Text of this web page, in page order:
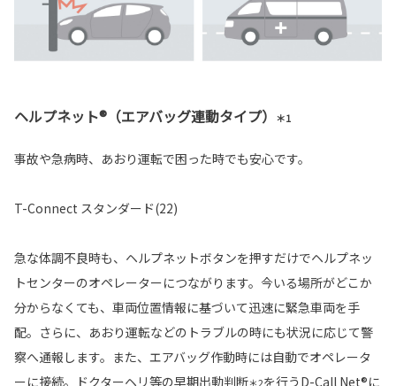
ヘルプネット®（エアバッグ連動タイプ） ＊1
事故や急病時、あおり運転で困った時でも安心です。
T-Connect スタンダード(22)
急な体調不良時も、ヘルプネットボタンを押すだけでヘルプネッ
トセンターのオペレーターにつながります。今いる場所がどこか
分からなくても、車両位置情報に基づいて迅速に緊急車両を手
配。さらに、あおり運転などのトラブルの時にも状況に応じて警
察へ通報します。また、エアバッグ作動時には自動でオペレータ
ーに接続。ドクターヘリ等の早期出動判断＊2を行うD-Call Net®に